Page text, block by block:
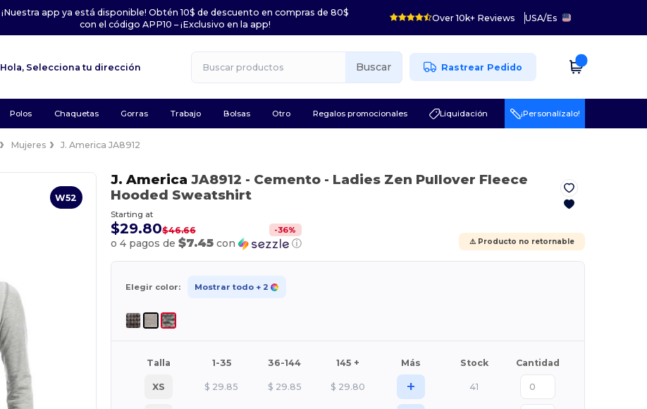
¡Nuestra app ya está disponible! Obtén 10$ de descuento en compras de 80$
con el código APP10 – ¡Exclusivo en la app!
Over 10k+ Reviews USA/Es
Hola, Selecciona tu dirección Buscar Rastrear Pedido
Polos Chaquetas Gorras Trabajo Bolsas Otro Regalos promocionales Liquidación ¡Personalízalo!
Mujeres J. America JA8912
W52
J. America JA8912 - Cemento- Ladies Zen Pullover Fleece
Hooded Sweatshirt
Starting at
$29.80$46.66 -36%
o 4 pagos de $7.45con ⓘ ⚠️ Producto no retornable
Elegir color: Mostrar todo + 2
Talla 1-35 36-144 145 + Más Stock Cantidad
XS $ 29.85 $ 29.85 $ 29.80 + 41